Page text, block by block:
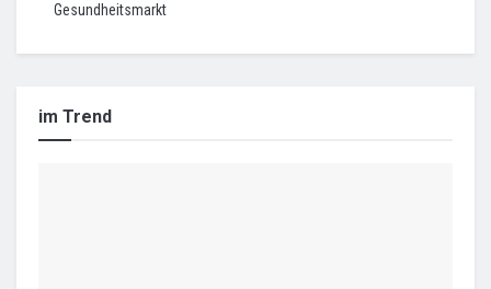
Gesundheitsmarkt
im Trend